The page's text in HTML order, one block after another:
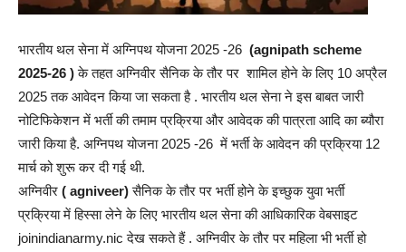
भारतीय थल सेना में अग्निपथ योजना 2025 -26 (agnipath scheme
2025-26 )के तहत अग्निवीर सैनिक के तौर पर शामिल होने के लिए 10 अप्रैल
2025 तक आवेदन किया जा सकता है . भारतीय थल सेना ने इस बाबत जारी
नोटिफिकेशन में भर्ती की तमाम प्रक्रिया और आवेदक की पात्रता आदि का ब्यौरा
जारी किया है. अग्निपथ योजना 2025 -26 में भर्ती के आवेदन की प्रक्रिया 12
मार्च को शुरू कर दी गई थी.
अग्निवीर ( agniveer)सैनिक के तौर पर भर्ती होने के इच्छुक युवा भर्ती
प्रक्रिया में हिस्सा लेने के लिए भारतीय थल सेना की आधिकारिक वेबसाइट
joinindianarmy.nic देख सकते हैं . अग्निवीर के तौर पर महिला भी भर्ती हो